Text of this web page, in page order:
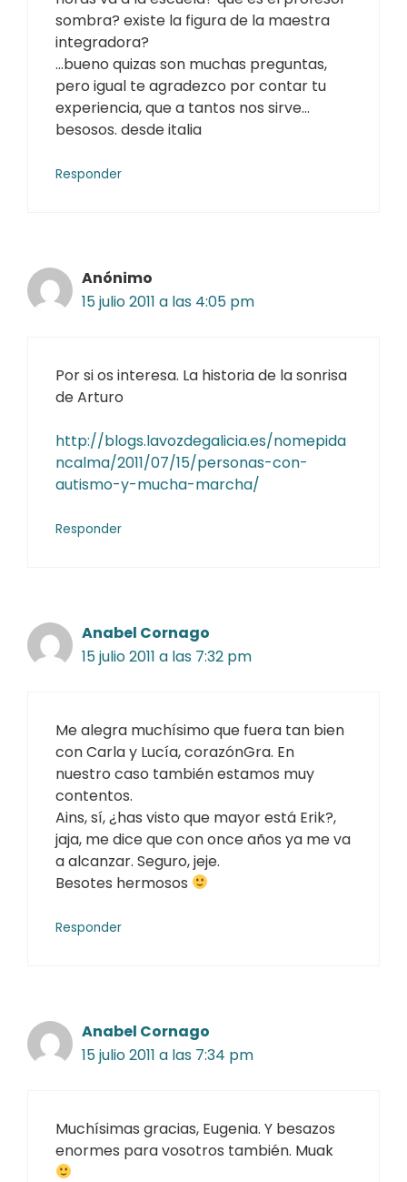
sombra? existe la figura de la maestra
integradora?
…bueno quizas son muchas preguntas,
pero igual te agradezco por contar tu
experiencia, que a tantos nos sirve…
besosos. desde italia
Responder
Anónimo
15 julio 2011 a las 4:05 pm
Por si os interesa. La historia de la sonrisa
de Arturo
http://blogs.lavozdegalicia.es/nomepida
ncalma/2011/07/15/personas-con-
autismo-y-mucha-marcha/
Responder
Anabel Cornago
15 julio 2011 a las 7:32 pm
Me alegra muchísimo que fuera tan bien
con Carla y Lucía, corazónGra. En
nuestro caso también estamos muy
contentos.
Ains, sí, ¿has visto que mayor está Erik?,
jaja, me dice que con once años ya me va
a alcanzar. Seguro, jeje.
Besotes hermosos
Responder
Anabel Cornago
15 julio 2011 a las 7:34 pm
Muchísimas gracias, Eugenia. Y besazos
enormes para vosotros también. Muak